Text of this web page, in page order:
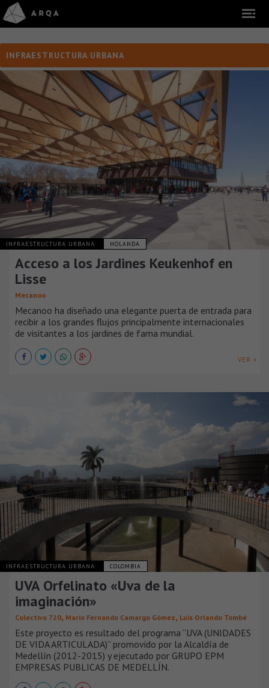
INFRAESTRUCTURA URBANA
INFRAESTRUCTURA URBANA HOLANDA
Acceso a los Jardines Keukenhof en
Lisse
Mecanoo
Mecanoo ha diseñado una elegante puerta de entrada para
recibir a los grandes flujos principalmente internacionales
de visitantes a los jardines de fama mundial.
VER +
INFRAESTRUCTURA URBANA COLOMBIA
UVA Orfelinato «Uva de la
imaginación»
Colectivo 720, Mario Fernando Camargo Gómez, Luis Orlando Tombé
Este proyecto es resultado del programa “UVA (UNIDADES
DE VIDA ARTICULADA)” promovido por la Alcaldía de
Medellín (2012-2015) y ejecutado por GRUPO EPM
EMPRESAS PUBLICAS DE MEDELLÍN.